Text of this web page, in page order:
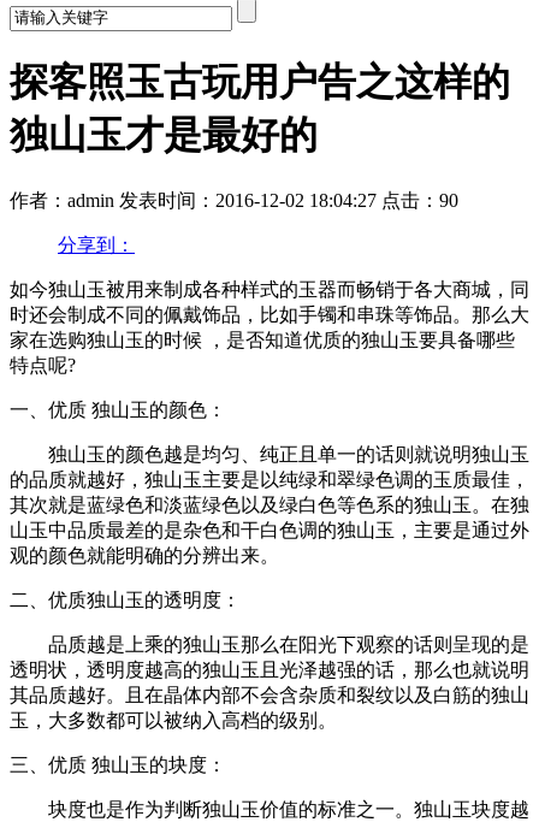
探客照玉古玩用户告之这样的
独山玉才是最好的
作者：admin 发表时间：2016-12-02 18:04:27 点击：90
分享到：
如今独山玉被用来制成各种样式的玉器而畅销于各大商城，同
时还会制成不同的佩戴饰品，比如手镯和串珠等饰品。那么大
家在选购独山玉的时候 ，是否知道优质的独山玉要具备哪些
特点呢?
一、优质 独山玉的颜色：
独山玉的颜色越是均匀、纯正且单一的话则就说明独山玉
的品质就越好，独山玉主要是以纯绿和翠绿色调的玉质最佳，
其次就是蓝绿色和淡蓝绿色以及绿白色等色系的独山玉。在独
山玉中品质最差的是杂色和干白色调的独山玉，主要是通过外
观的颜色就能明确的分辨出来。
二、优质独山玉的透明度：
品质越是上乘的独山玉那么在阳光下观察的话则呈现的是
透明状，透明度越高的独山玉且光泽越强的话，那么也就说明
其品质越好。且在晶体内部不会含杂质和裂纹以及白筋的独山
玉，大多数都可以被纳入高档的级别。
三、优质 独山玉的块度：
块度也是作为判断独山玉价值的标准之一。独山玉块度越